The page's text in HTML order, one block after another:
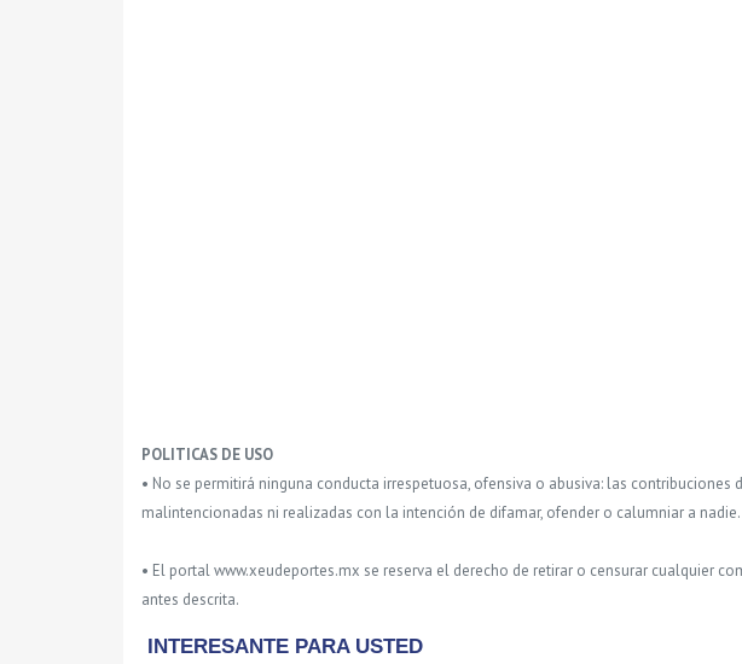
POLITICAS DE USO
• No se permitirá ninguna conducta irrespetuosa, ofensiva o abusiva: las contribuciones
malintencionadas ni realizadas con la intención de difamar, ofender o calumniar a nadie.
• El portal www.xeudeportes.mx se reserva el derecho de retirar o censurar cualquier
antes descrita.